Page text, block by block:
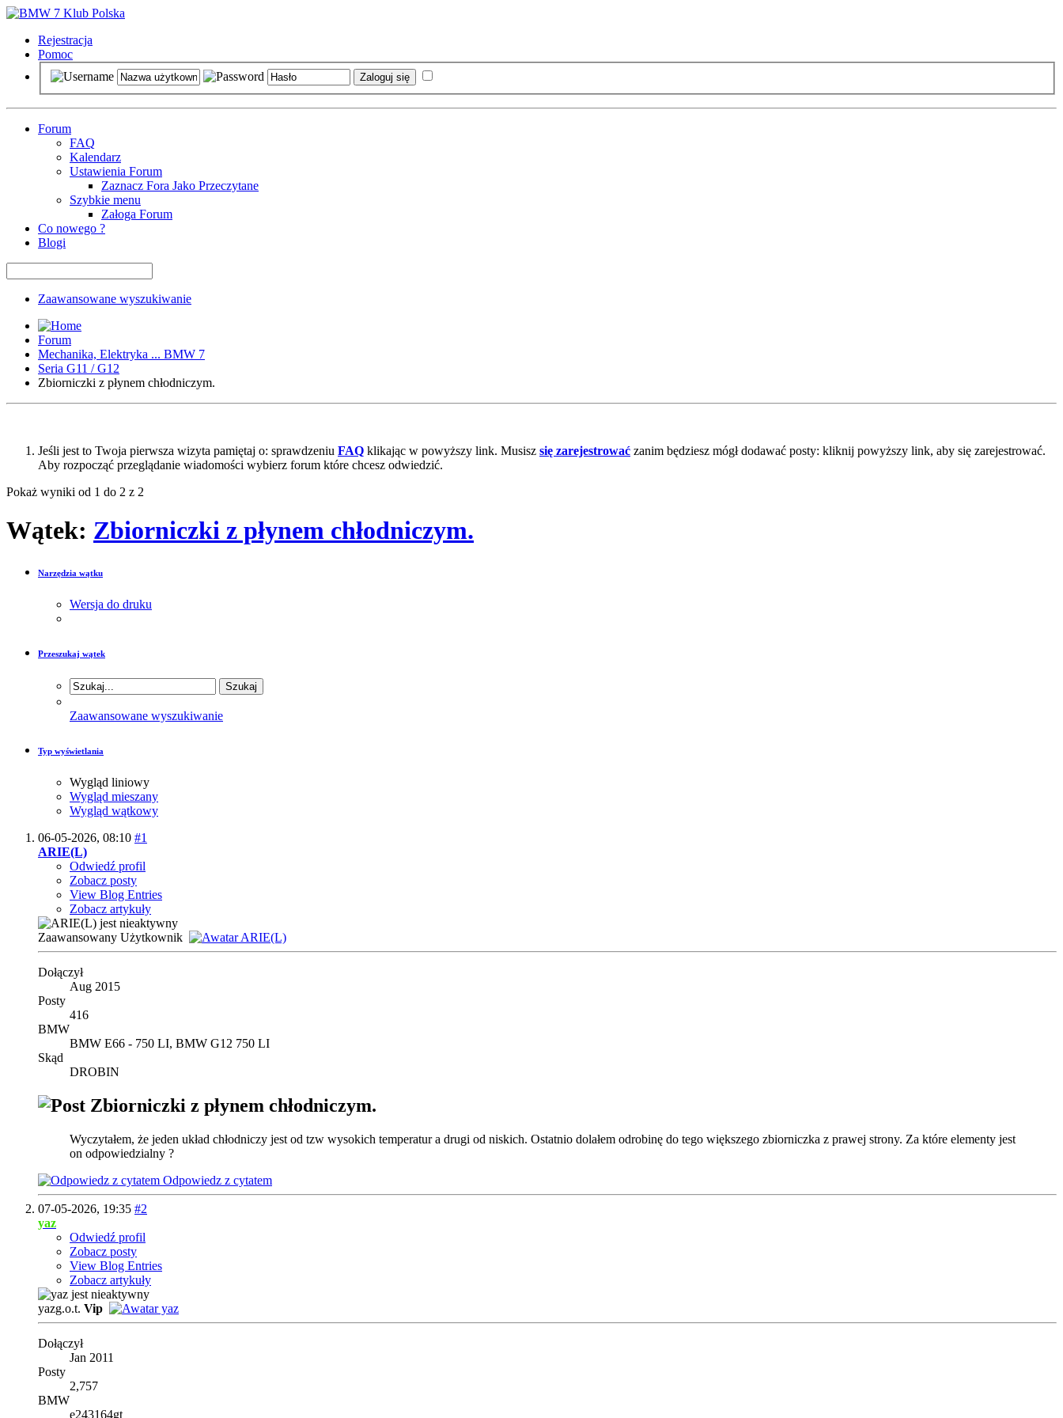
Rejestracja
Pomoc
Forum
FAQ
Kalendarz
Ustawienia Forum
Zaznacz Fora Jako Przeczytane
Szybkie menu
Załoga Forum
Co nowego ?
Blogi
Zaawansowane wyszukiwanie
Forum
Mechanika, Elektryka ... BMW 7
Seria G11 / G12
Zbiorniczki z płynem chłodniczym.
Jeśli jest to Twoja pierwsza wizyta pamiętaj o: sprawdzeniu FAQ klikając w powyższy link. Musisz się zarejestrować zanim będziesz mógł dodawać posty: kliknij powyższy link, aby się zarejestrować.
Aby rozpocząć przeglądanie wiadomości wybierz forum które chcesz odwiedzić.
Pokaż wyniki od 1 do 2 z 2
Wątek: Zbiorniczki z płynem chłodniczym.
Narzędzia wątku
Wersja do druku
Przeszukaj wątek
Zaawansowane wyszukiwanie
Typ wyświetlania
Wygląd liniowy
Wygląd mieszany
Wygląd wątkowy
06-05-2026, 08:10 #1
ARIE(L)
Odwiedź profil
Zobacz posty
View Blog Entries
Zobacz artykuły
Zaawansowany Użytkownik
Dołączył
Aug 2015
Posty
416
BMW
BMW E66 - 750 LI, BMW G12 750 LI
Skąd
DROBIN
Zbiorniczki z płynem chłodniczym.
Wyczytałem, że jeden układ chłodniczy jest od tzw wysokich temperatur a drugi od niskich. Ostatnio dolałem odrobinę do tego większego zbiorniczka z prawej strony. Za które elementy jest
on odpowiedzialny ?
Odpowiedz z cytatem
07-05-2026, 19:35 #2
yaz
Odwiedź profil
Zobacz posty
View Blog Entries
Zobacz artykuły
yazg.o.t. Vip
Dołączył
Jan 2011
Posty
2,757
BMW
e243164gt